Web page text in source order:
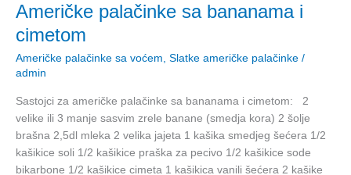
Američke palačinke sa bananama i
cimetom
Američke palačinke sa voćem Slatke američke palačinke /
admin
Sastojci za američke palačinke sa bananama i cimetom: 2
velike ili 3 manje sasvim zrele banane (smedja kora) 2 šolje
brašna 2,5dl mleka 2 velika jajeta 1 kašika smedjeg šećera 1/2
kašikice soli 1/2 kašikice praška za pecivo 1/2 kašikice sode
bikarbone 1/2 kašikice cimeta 1 kašikica vanili šećera 2 kašike
sa
i
cimetom